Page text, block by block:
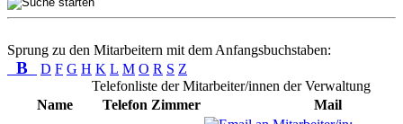
Sprung zu den Mitarbeitern mit dem Anfangsbuchstaben:
B D F G H K L M O R S Z
Telefonliste der Mitarbeiter/innen der Verwaltung
Name
Telefon Zimmer
Mail